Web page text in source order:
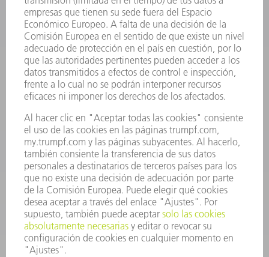
INFORMACIÓN
Preguntas más frecuentes
Condiciones generales de venta
CONTACTO
Departamento de Repuestos
+34 91 657 36 70
Viernes de 8h – 17h
repuestos@es.trumpf.com
CONTACTO
Departamento de Utillaje
+34 91 657 36 69
Lunes a Jueves de 8h – 18h
Viernes de 8h – 17h
utillaje@trumpf.com